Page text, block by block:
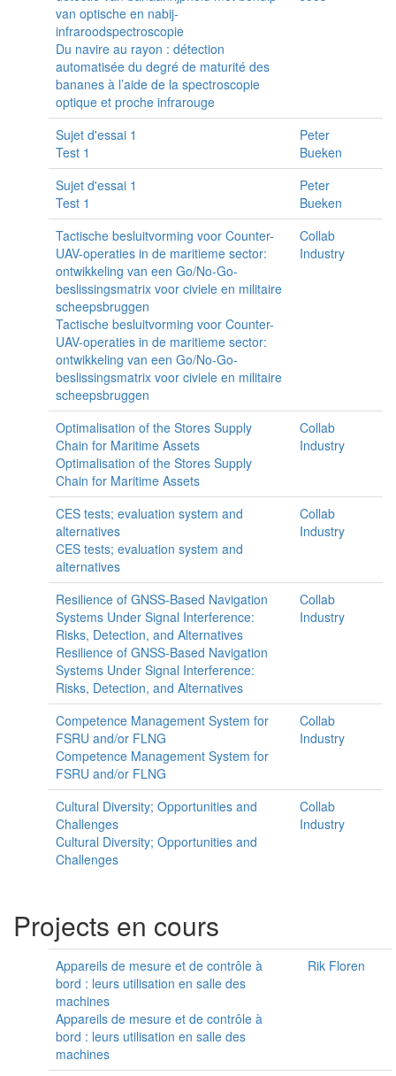
van optische en nabij-
infraroodspectroscopie
Du navire au rayon : détection
automatisée du degré de maturité des
bananes à l’aide de la spectroscopie
optique et proche infrarouge
Sujet d'essai 1
Test 1
Peter
Bueken
Sujet d'essai 1
Test 1
Peter
Bueken
Tactische besluitvorming voor Counter-
UAV-operaties in de maritieme sector:
ontwikkeling van een Go/No-Go-
beslissingsmatrix voor civiele en militaire
scheepsbruggen
Tactische besluitvorming voor Counter-
UAV-operaties in de maritieme sector:
ontwikkeling van een Go/No-Go-
beslissingsmatrix voor civiele en militaire
scheepsbruggen
Collab
Industry
Optimalisation of the Stores Supply
Chain for Maritime Assets
Optimalisation of the Stores Supply
Chain for Maritime Assets
Collab
Industry
CES tests; evaluation system and
alternatives
CES tests; evaluation system and
alternatives
Collab
Industry
Resilience of GNSS-Based Navigation
Systems Under Signal Interference:
Risks, Detection, and Alternatives
Resilience of GNSS-Based Navigation
Systems Under Signal Interference:
Risks, Detection, and Alternatives
Collab
Industry
Competence Management System for
FSRU and/or FLNG
Competence Management System for
FSRU and/or FLNG
Collab
Industry
Cultural Diversity; Opportunities and
Challenges
Cultural Diversity; Opportunities and
Challenges
Collab
Industry
Projects en cours
Appareils de mesure et de contrôle à
bord : leurs utilisation en salle des
machines
Appareils de mesure et de contrôle à
bord : leurs utilisation en salle des
machines
Rik Floren